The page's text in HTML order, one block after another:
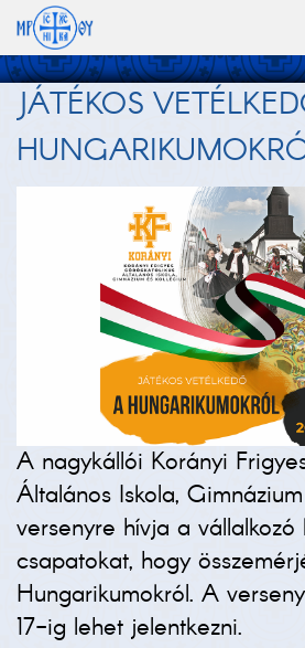
JÁTÉKOS
A nagykállói Korányi
Általános Iskola,
versenyre hívja a vállalkozó
csapatokat, hogy
Hungarikumokról. A
17-ig lehet jelentkezni.